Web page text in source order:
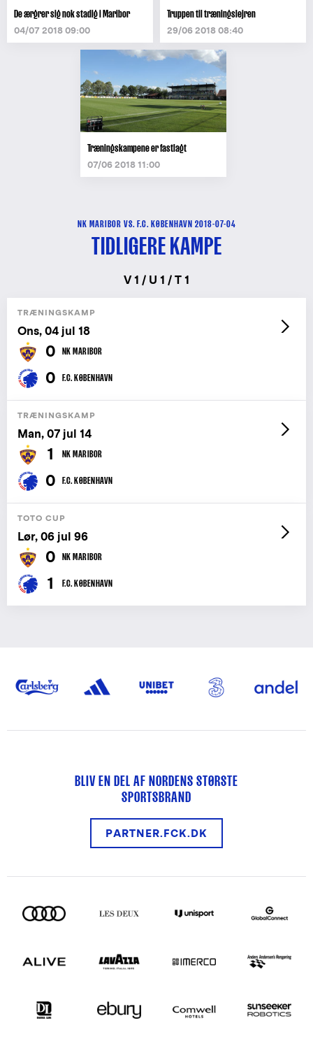
De ærgrer sig nok stadig i Maribor
04/07 2018 09:00
Truppen til træningslejren
29/06 2018 08:40
Træningskampene er fastlagt
07/06 2018 11:00
NK MARIBOR VS. F.C. KØBENHAVN 2018-07-04
TIDLIGERE KAMPE
V 1 / U 1 / T 1
TRÆNINGSKAMP
Ons, 04 jul 18
0 NK MARIBOR
0 F.C. KØBENHAVN
TRÆNINGSKAMP
Man, 07 jul 14
1 NK MARIBOR
0 F.C. KØBENHAVN
TOTO CUP
Lør, 06 jul 96
0 NK MARIBOR
1 F.C. KØBENHAVN
BLIV EN DEL AF NORDENS STØRSTE
SPORTSBRAND
PARTNER.FCK.DK